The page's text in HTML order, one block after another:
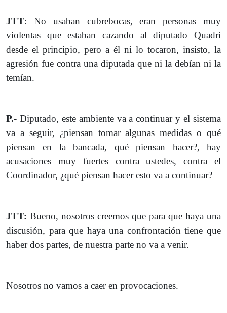
JTT: No usaban cubrebocas, eran personas muy
violentas que estaban cazando al diputado Quadri
desde el principio, pero a él ni lo tocaron, insisto, la
agresión fue contra una diputada que ni la debían ni la
temían.
P.- Diputado, este ambiente va a continuar y el sistema
va a seguir, ¿piensan tomar algunas medidas o qué
piensan en la bancada, qué piensan hacer?, hay
acusaciones muy fuertes contra ustedes, contra el
Coordinador, ¿qué piensan hacer esto va a continuar?
JTT: Bueno, nosotros creemos que para que haya una
discusión, para que haya una confrontación tiene que
haber dos partes, de nuestra parte no va a venir.
Nosotros no vamos a caer en provocaciones.